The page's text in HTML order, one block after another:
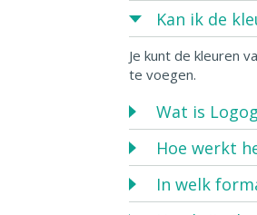
Kan ik de
Je kunt de kleuren
te voegen.
Wat is
Hoe werkt
In welk